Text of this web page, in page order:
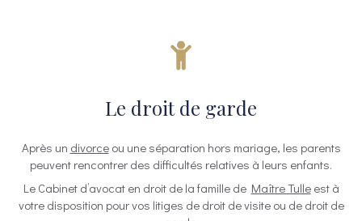
Le droit de garde
Après un divorceou une séparation hors mariage, les parents
peuvent rencontrer des difficultés relatives à leurs enfants.
Le Cabinet d’avocat en droit de la famille de Maître Tulleest à
votre disposition pour vos litiges de droit de visite ou de droit de